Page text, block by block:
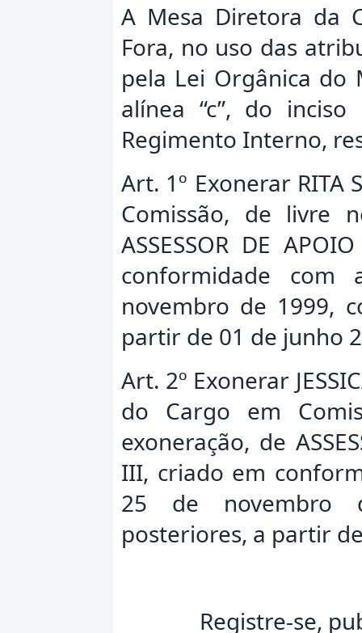
A Mesa Diretora da
Fora, no uso das
pela Lei Orgânica do
alínea “c”, do
Regimento Interno,
Art. 1º Exonerar RITA
Comissão, de livre
ASSESSOR DE
conformidade
novembro de 1999,
partir de 01 de junho
Art. 2º Exonerar
do Cargo em
exoneração, de
III, criado em
25 de novembro
posteriores, a partir
Registre-se,